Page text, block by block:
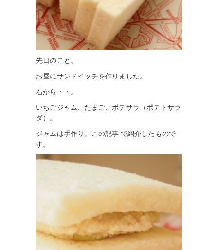
先日のこと。
お昼にサンドイッチを作りました。
右から・・。
いちごジャム、たまご、ポテサラ（ポテトサラ
ダ）。
ジャムは手作り。この記事 で紹介したもので
す。